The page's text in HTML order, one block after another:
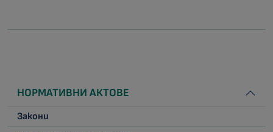
НОРМАТИВНИ АКТОВЕ
Закони